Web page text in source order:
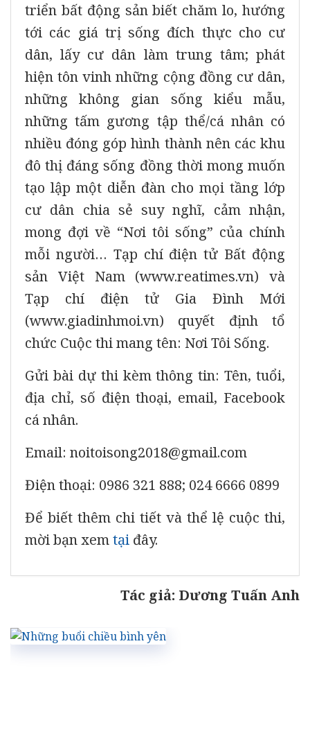
triển bất động sản biết chăm lo, hướng
tới các giá trị sống đích thực cho cư
dân, lấy cư dân làm trung tâm; phát
hiện tôn vinh những cộng đồng cư dân,
những không gian sống kiểu mẫu,
những tấm gương tập thể/cá nhân có
nhiều đóng góp hình thành nên các khu
đô thị đáng sống đồng thời mong muốn
tạo lập một diễn đàn cho mọi tầng lớp
cư dân chia sẻ suy nghĩ, cảm nhận,
mong đợi về “Nơi tôi sống” của chính
mỗi người… Tạp chí điện tử Bất động
sản Việt Nam (www.reatimes.vn) và
Tạp chí điện tử Gia Đình Mới
(www.giadinhmoi.vn) quyết định tổ
chức Cuộc thi mang tên: Nơi Tôi Sống.
Gửi bài dự thi kèm thông tin: Tên, tuổi,
địa chỉ, số điện thoại, email, Facebook
cá nhân.
Email: noitoisong2018@gmail.com
Điện thoại: 0986 321 888; 024 6666 0899
Để biết thêm chi tiết và thể lệ cuộc thi,
mời bạn xemtại đây.
Tác giả: Dương Tuấn Anh